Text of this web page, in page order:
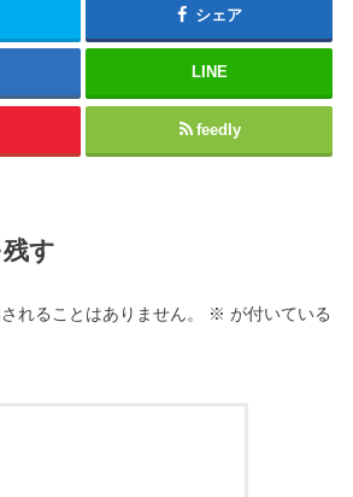
シェア
LINE
feedly
す
れることはありません。 ※ が付いている